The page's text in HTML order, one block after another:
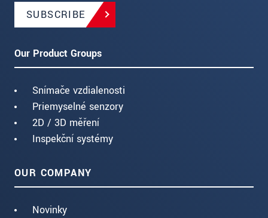
SUBSCRIBE
Our Product Groups
Snímače vzdialenosti
Priemyselné senzory
2D / 3D měření
Inspekční systémy
OUR COMPANY
Novinky